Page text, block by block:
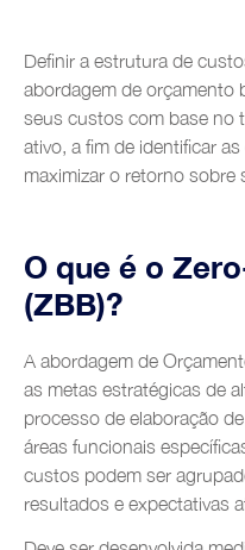
Tobacco
Customer Service
Definir a estrutura de
abordagem de orçamento
seus custos com base no
ativo, a fim de identificar
maximizar o retorno sobre
O que é o
(ZBB)?
A abordagem de
as metas estratégicas de
processo de elaboração
áreas funcionais
custos podem ser
resultados e expectativas